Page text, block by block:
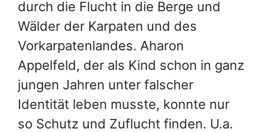
durch die Flucht in die Berge und
Wälder der Karpaten und des
Vorkarpatenlandes. Aharon
Appelfeld, der als Kind schon in ganz
jungen Jahren unter falscher
Identität leben musste, konnte nur
so Schutz und Zuflucht finden. U.a.